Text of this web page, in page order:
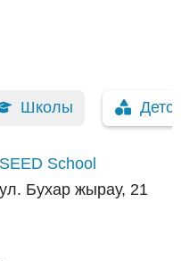
Школы
SEED School
ул. Бухар жырау, 21